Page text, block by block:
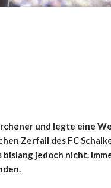
und legte eine
Zerfall des FC
bislang jedoch nicht.